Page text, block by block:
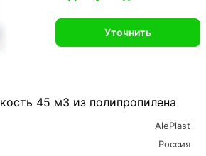
45 м3 из полипропилена
AlePlast
Россия
Уточнить